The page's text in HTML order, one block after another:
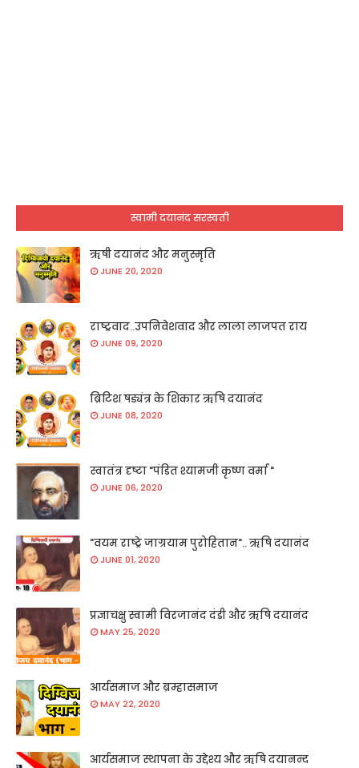
स्वामी दयानंद सरस्वती
ऋषी दयानंद और मनुस्मृति
JUNE 20, 2020
राष्ट्रवाद..उपनिवेशवाद और लाला लाजपत राय
JUNE 09, 2020
ब्रिटिश षड्यंत्र के शिकार ऋषि दयानंद
JUNE 08, 2020
स्वातंत्र दृष्टा "पंडित श्यामजी कृष्ण वर्मा "
JUNE 06, 2020
"वयम राष्ट्रे जाग्रयाम पुरोहितान".. ऋषि दयानंद
JUNE 01, 2020
प्रज्ञाचक्षु स्वामी विरजानंद दंडी और ऋषि दयानंद
MAY 25, 2020
आर्यसमाज और ब्रम्हासमाज
MAY 22, 2020
आर्यसमाज स्थापना के उद्देश्य और ऋषि दयानन्द